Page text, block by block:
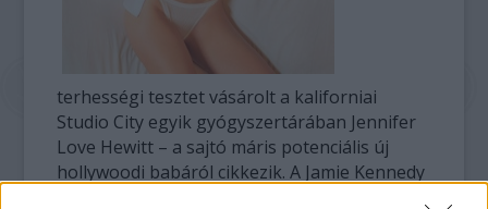
terhességi tesztet vásárolt a kaliforniai
Studio City egyik gyógyszertárában Jennifer
Love Hewitt – a sajtó máris potenciális új
hollywoodi babáról cikkezik. A Jamie Kennedy